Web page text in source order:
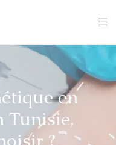
en
Tunisie,